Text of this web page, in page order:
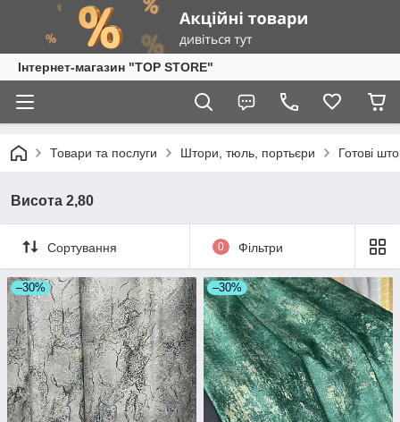
Інтернет-магазин "TOP STORE"
Товари та послуги Штори, тюль, портьєри Готові
Висота 2,80
Сортування 0 Фільтри
–30% –30%